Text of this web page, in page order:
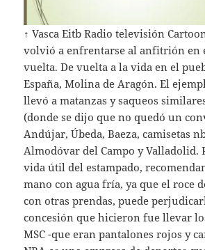
↑ Vasca Eitb Radio televisión
volvió a enfrentarse al anfitrión en
vuelta. De vuelta a la vida en el
España, Molina de Aragón. El
llevó a matanzas y saqueos
(donde se dijo que no quedó un
Andújar, Úbeda, Baeza, camisetas
Almodóvar del Campo y Valladolid.
vida útil del estampado,
mano con agua fría, ya que el roce
con otras prendas, puede
concesión que hicieron fue llevar
MSC -que eran pantalones rojos y